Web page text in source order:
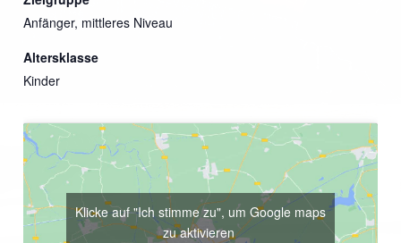
Anfänger, mittleres Niveau
Altersklasse
Kinder
Klicke auf "Ich stimme zu", um Google maps
zu aktivieren